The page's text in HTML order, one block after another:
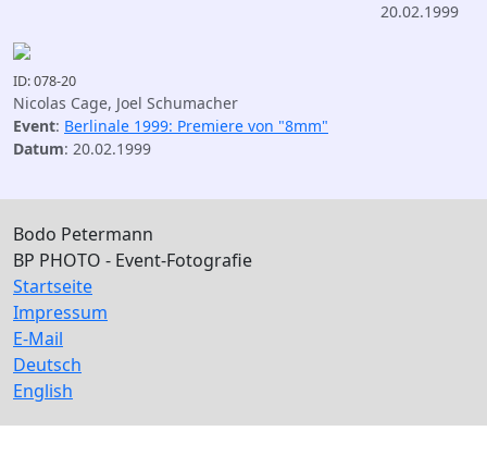
20.02.1999
ID: 078-20
Nicolas Cage, Joel Schumacher
Event: Berlinale 1999: Premiere von "8mm"
Datum: 20.02.1999
Bodo Petermann
BP PHOTO - Event-Fotografie
Startseite
Impressum
E-Mail
Deutsch
English